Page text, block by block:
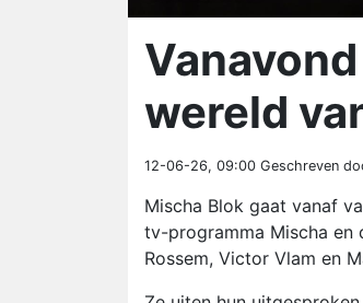
wereld
12-06-26, 09:00 Geschreven
Mischa Blok gaat vanaf
tv-programma Mischa en
Rossem, Victor Vlam en